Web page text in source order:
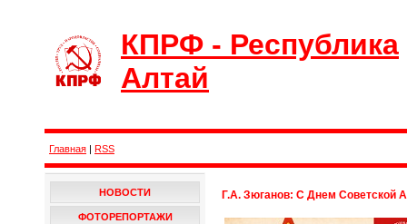
КПРФ - Республика
Алтай
Главная | RSS
НОВОСТИ
ФОТОРЕПОРТАЖИ
Г.А. Зюганов: С Днем Советской